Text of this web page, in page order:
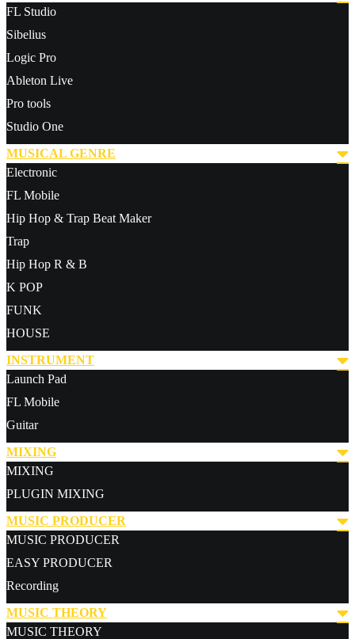
FL Studio
Sibelius
Logic Pro
Ableton Live
Pro tools
Studio One
MUSICAL GENRE
Electronic
FL Mobile
Hip Hop & Trap Beat Maker
Trap
Hip Hop R & B
K POP
FUNK
HOUSE
INSTRUMENT
Launch Pad
FL Mobile
Guitar
MIXING
MIXING
PLUGIN MIXING
MUSIC PRODUCER
MUSIC PRODUCER
EASY PRODUCER
Recording
MUSIC THEORY
MUSIC THEORY